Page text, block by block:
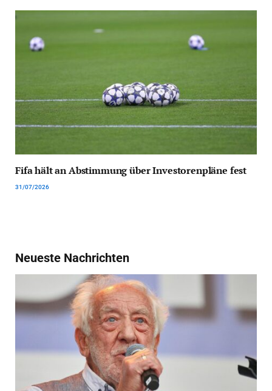
Fifa hält an Abstimmung über Investorenpläne fest
31/07/2026
Neueste Nachrichten